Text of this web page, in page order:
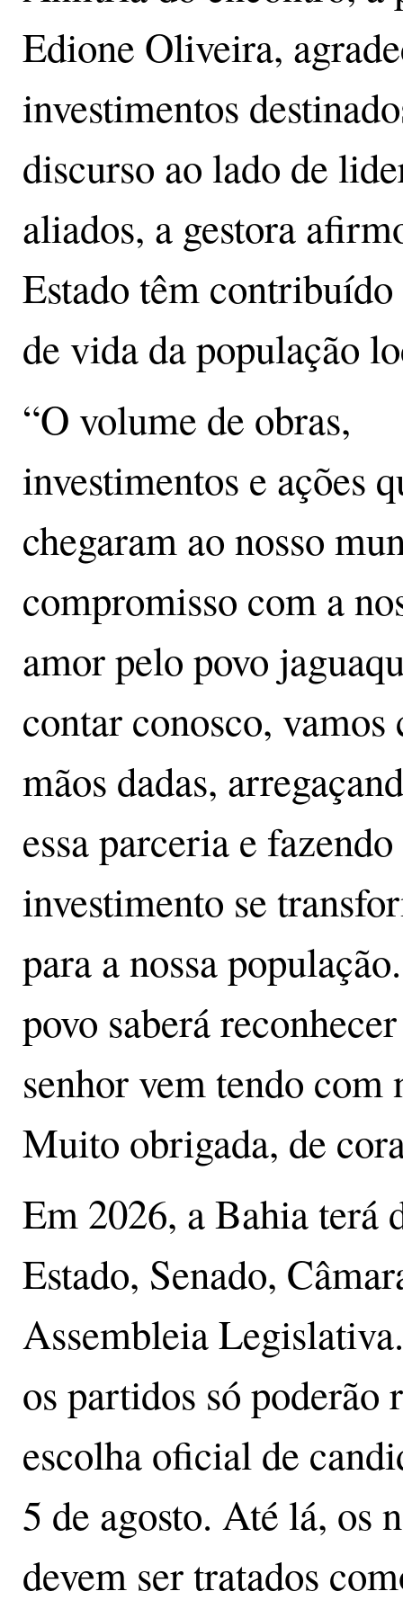
Edione Oliveira,
investimentos
discurso ao lado de
aliados, a gestora
Estado têm
de vida da população
“O volume de obras,
investimentos e ações
chegaram ao nosso
compromisso com a
amor pelo povo
contar conosco,
mãos dadas,
essa parceria e
investimento se
para a nossa
povo saberá
senhor vem tendo com
Muito obrigada, de
Em 2026, a Bahia terá
Estado, Senado,
Assembleia
os partidos só poderão
escolha oficial de
5 de agosto. Até lá, os
devem ser tratados